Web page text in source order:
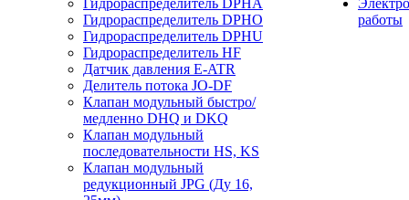
Гидрораспределитель DPHA
Гидрораспределитель DPHO
Гидрораспределитель DPHU
Гидрораспределитель HF
Датчик давления E-ATR
Делитель потока JO-DF
Клапан модульный быстро/
медленно DHQ и DKQ
Клапан модульный
последовательности HS, KS
Клапан модульный
редукционный JPG (Ду 16,
работы